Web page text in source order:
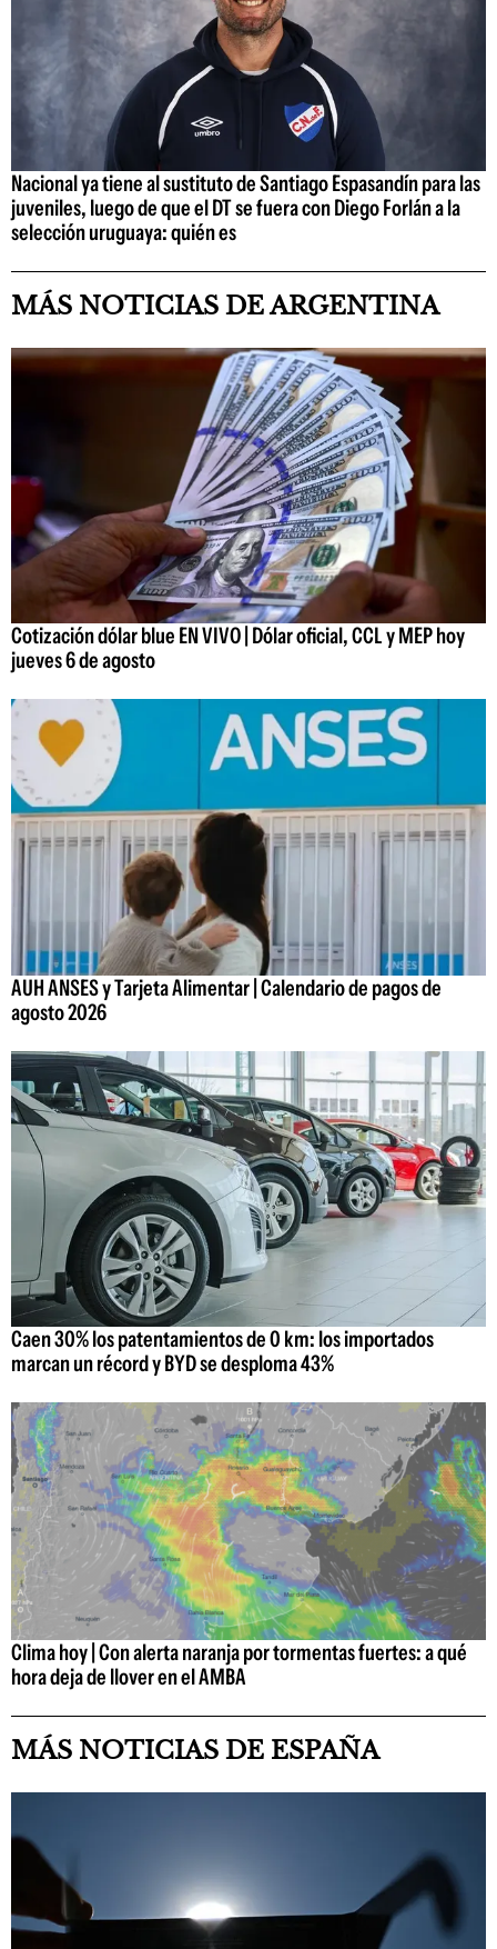
Nacional ya tiene al sustituto de Santiago Espasandín para las
juveniles, luego de que el DT se fuera con Diego Forlán a la
selección uruguaya: quién es
MÁS NOTICIAS DE ARGENTINA
Cotización dólar blue EN VIVO | Dólar oficial, CCL y MEP hoy
jueves 6 de agosto
AUH ANSES y Tarjeta Alimentar | Calendario de pagos de
agosto 2026
Caen 30% los patentamientos de 0 km: los importados
marcan un récord y BYD se desploma 43%
Clima hoy | Con alerta naranja por tormentas fuertes: a qué
hora deja de llover en el AMBA
MÁS NOTICIAS DE ESPAÑA